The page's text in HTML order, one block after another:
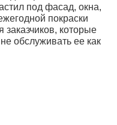
под фасад, окна,
покраски
которые
обслуживать ее как